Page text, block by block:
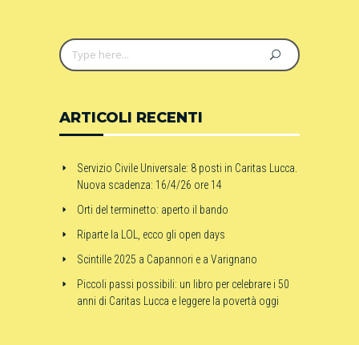
ARTICOLI RECENTI
Servizio Civile Universale: 8 posti in Caritas Lucca.
Nuova scadenza: 16/4/26 ore 14
Orti del terminetto: aperto il bando
Riparte la LOL, ecco gli open days
Scintille 2025 a Capannori e a Varignano
Piccoli passi possibili: un libro per celebrare i 50
anni di Caritas Lucca e leggere la povertà oggi